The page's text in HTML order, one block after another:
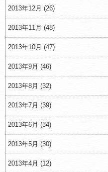
2013年12月 (26)
2013年11月 (48)
2013年10月 (47)
2013年9月 (46)
2013年8月 (32)
2013年7月 (39)
2013年6月 (34)
2013年5月 (30)
2013年4月 (12)